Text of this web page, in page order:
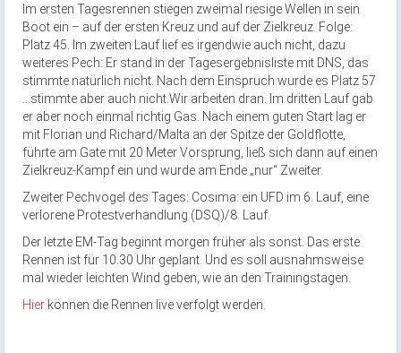
Im ersten Tagesrennen stiegen zweimal riesige Wellen in sein
Boot ein – auf der ersten Kreuz und auf der Zielkreuz. Folge:
Platz 45. Im zweiten Lauf lief es irgendwie auch nicht, dazu
weiteres Pech: Er stand in der Tagesergebnisliste mit DNS, das
stimmte natürlich nicht. Nach dem Einspruch wurde es Platz 57
…stimmte aber auch nicht.Wir arbeiten dran. Im dritten Lauf gab
er aber noch einmal richtig Gas. Nach einem guten Start lag er
mit Florian und Richard/Malta an der Spitze der Goldflotte,
führte am Gate mit 20 Meter Vorsprung, ließ sich dann auf einen
Zielkreuz-Kampf ein und wurde am Ende „nur“ Zweiter.
Zweiter Pechvogel des Tages: Cosima: ein UFD im 6. Lauf, eine
verlorene Protestverhandlung (DSQ)/8. Lauf.
Der letzte EM-Tag beginnt morgen früher als sonst. Das erste
Rennen ist für 10.30 Uhr geplant. Und es soll ausnahmsweise
mal wieder leichten Wind geben, wie an den Trainingstagen.
Hier können die Rennen live verfolgt werden.